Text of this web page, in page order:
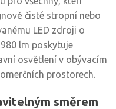
čisté stropní nebo
LED zdroji o
lm poskytuje
osvětlení v obývacím
prostorech.
směrem